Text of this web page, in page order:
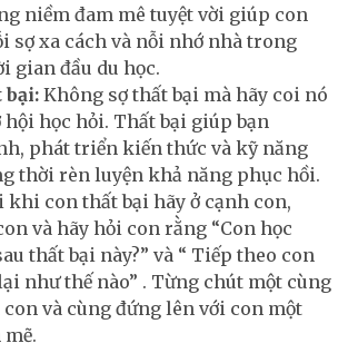
niềm đam mê tuyệt vời giúp con
sợ xa cách và nỗi nhớ nhà trong
gian đầu du học.
bại:Không sợ thất bại mà hãy coi nó
hội học hỏi. Thất bại giúp bạn
phát triển kiến thức và kỹ năng
thời rèn luyện khả năng phục hồi.
khi con thất bại hãy ở cạnh con,
và hãy hỏi con rằng “Con học
thất bại này?” và “ Tiếp theo con
như thế nào” . Từng chút một cùng
và cùng đứng lên với con một